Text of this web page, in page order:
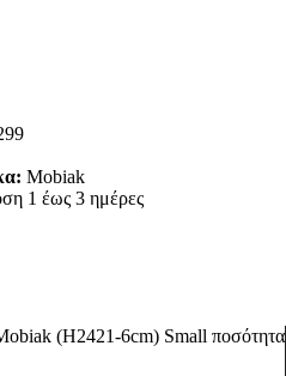
Mobiak
1 έως 3 ημέρες
(H2421-6cm) Small ποσότητα